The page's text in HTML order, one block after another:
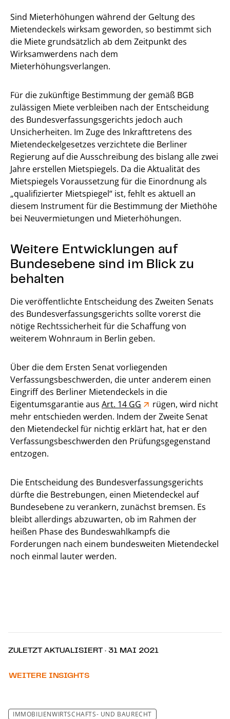
Sind Mieterhöhungen während der Geltung des
Mietendeckels wirksam geworden, so bestimmt sich
die Miete grundsätzlich ab dem Zeitpunkt des
Wirksamwerdens nach dem
Mieterhöhungsverlangen.
Für die zukünftige Bestimmung der gemäß BGB
zulässigen Miete verbleiben nach der Entscheidung
des Bundesverfassungsgerichts jedoch auch
Unsicherheiten. Im Zuge des Inkrafttretens des
Mietendeckelgesetzes verzichtete die Berliner
Regierung auf die Ausschreibung des bislang alle zwei
Jahre erstellen Mietspiegels. Da die Aktualität des
Mietspiegels Voraussetzung für die Einordnung als
„qualifizierter Mietspiegel“ ist, fehlt es aktuell an
diesem Instrument für die Bestimmung der Miethöhe
bei Neuvermietungen und Mieterhöhungen.
Weitere Entwicklungen auf
Bundesebene sind im Blick zu
behalten
Die veröffentlichte Entscheidung des Zweiten Senats
des Bundesverfassungsgerichts sollte vorerst die
nötige Rechtssicherheit für die Schaffung von
weiterem Wohnraum in Berlin geben.
Über die dem Ersten Senat vorliegenden
Verfassungsbeschwerden, die unter anderem einen
Eingriff des Berliner Mietendeckels in die
Eigentumsgarantie aus Art. 14 GG
rügen, wird nicht
mehr entschieden werden. Indem der Zweite Senat
den Mietendeckel für nichtig erklärt hat, hat er den
Verfassungsbeschwerden den Prüfungsgegenstand
entzogen.
Die Entscheidung des Bundesverfassungsgerichts
dürfte die Bestrebungen, einen Mietendeckel auf
Bundesebene zu verankern, zunächst bremsen. Es
bleibt allerdings abzuwarten, ob im Rahmen der
heißen Phase des Bundeswahlkampfs die
Forderungen nach einem bundesweiten Mietendeckel
noch einmal lauter werden.
ZULETZT AKTUALISIERT · 31 MAI 2021
WEITERE INSIGHTS
IM­MO­BI­LI­EN­WIRT­SCHAFTS- UND BAU­RECHT